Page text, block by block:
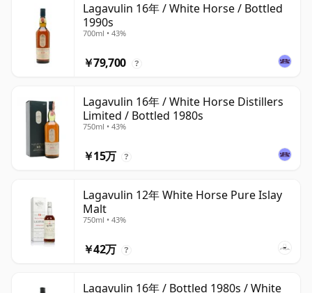
Lagavulin 16年 / White Horse / Bottled
1990s
700ml • 43%
￥79,700 ?
Lagavulin 16年 / White Horse Distillers
Limited / Bottled 1980s
750ml • 43%
￥15万 ?
Lagavulin 12年 White Horse Pure Islay
Malt
750ml • 43%
￥42万 ?
Lagavulin 16年 / Bottled 1980s / White